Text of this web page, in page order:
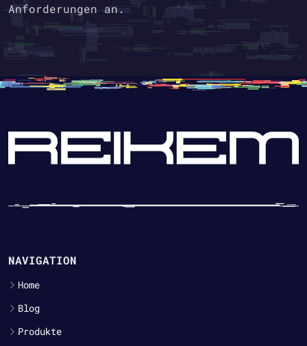
Anforderungen an.
NAVIGATION
Home
Blog
Produkte